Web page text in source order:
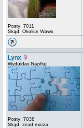
Posty: 7011
Skąd: Okolice Wawa
Lynx
Wyduldas Napfluj
Posty: 7038
Skąd: znad morza